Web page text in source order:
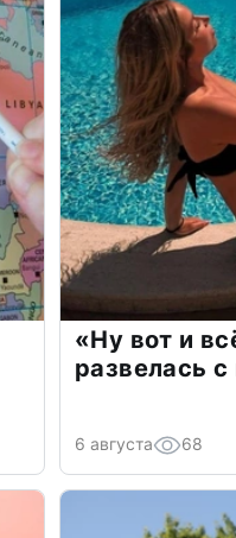
«Ну вот и
развелась
6 августа 68